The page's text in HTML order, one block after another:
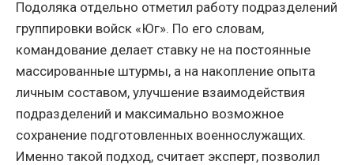
Подоляка отдельно отметил работу подразделений
группировки войск «Юг». По его словам,
командование делает ставку не на постоянные
массированные штурмы, а на накопление опыта
личным составом, улучшение взаимодействия
подразделений и максимально возможное
сохранение подготовленных военнослужащих.
Именно такой подход, считает эксперт, позволил